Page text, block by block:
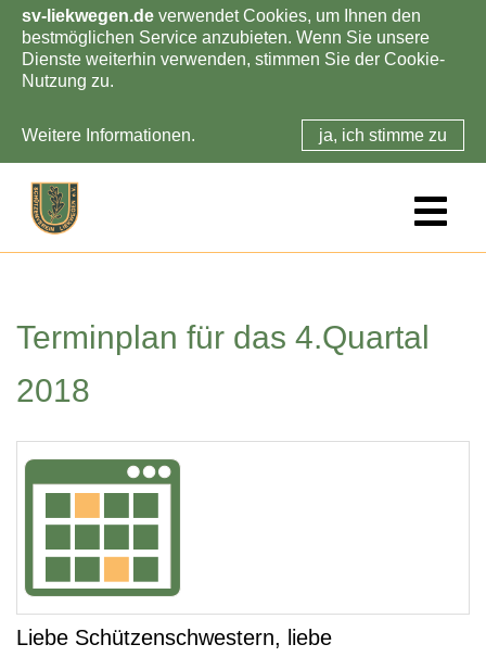
sv-liekwegen.de verwendet Cookies, um Ihnen den
bestmöglichen Service anzubieten. Wenn Sie unsere
Dienste weiterhin verwenden, stimmen Sie der Cookie-
Nutzung zu.
Weitere Informationen. ja, ich stimme zu
Skip
main
Terminplan für das 4.Quartal
2018
Liebe Schützenschwestern, liebe